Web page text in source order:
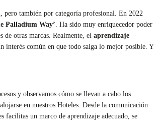
pero también por categoría profesional. En 2022
Palladium Way’ . Ha sido muy enriquecedor poder
de otras marcas. Realmente, el aprendizaje
interés común en que todo salga lo mejor posible. Y
y observamos cómo se llevan a cabo los
en nuestros Hoteles. Desde la comunicación
facilitas un marco de aprendizaje adecuado, se